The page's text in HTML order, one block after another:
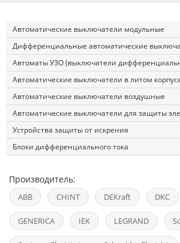
Автоматические выключатели модульные
Дифференциальные автоматические
Автоматы УЗО (выключатели
Автоматические выключатели в литом
Автоматические выключатели воздушные
Автоматические выключатели для защиты
Устройства защиты от искрения
Блоки дифференциального тока
Производитель:
ABB CHINT DEKraft DKC
GENERICA IEK LEGRAND